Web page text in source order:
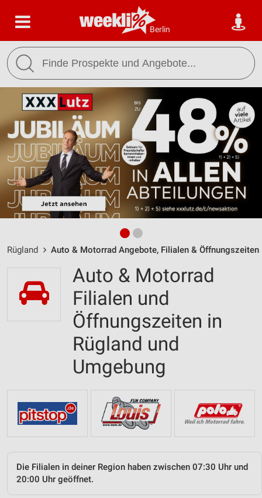
Berlin
Rügland Auto & Motorrad Angebote, Filialen & Öffnungszeiten
Auto & Motorrad
Filialen und
Öffnungszeiten in
Rügland und
Umgebung
Die Filialen in deiner Region haben zwischen 07:30 Uhr und
20:00 Uhr geöffnet.